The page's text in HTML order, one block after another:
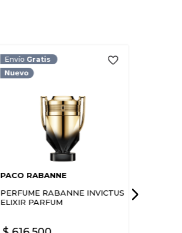
Envío Gratis
PACO RABANNE
PERFUME RABANNE INVICTUS
ELIXIR PARFUM